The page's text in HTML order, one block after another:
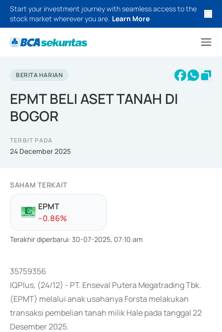
Start your investment journey with seamless access to the
stock market wherever you are. Learn More
BERITA HARIAN
EPMT BELI ASET TANAH DI
BOGOR
TERBIT PADA
24 December 2025
SAHAM TERKAIT
EPMT
--0.86%
Terakhir diperbarui: 30-07-2025, 07:10:am
35759356
IQPlus, (24/12) - PT. Enseval Putera Megatrading Tbk.
(EPMT) melalui anak usahanya Forsta melakukan
transaksi pembelian tanah milik Hale pada tanggal 22
Desember 2025.